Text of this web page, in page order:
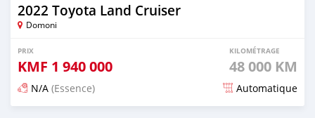
2022 Toyota Land Cruiser
Domoni
PRIX
KMF 1 940 000
KILOMÉTRAGE
48 000 KM
N/A (Essence) Automatique